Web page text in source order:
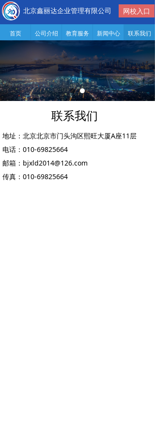
首页 公司介绍 教育服务 新闻中心 联系我们
北京鑫丽达企业管理有限公司 网校入口
联系我们
地址： 北京北京市门头沟区熙旺大厦A座11层
电话： 010-69825664
邮箱： bjxld2014@126.com
传真： 010-69825664